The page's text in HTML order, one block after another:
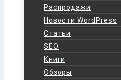
Распродажи
Новости WordPress
Статьи
SEO
Книги
Обзоры